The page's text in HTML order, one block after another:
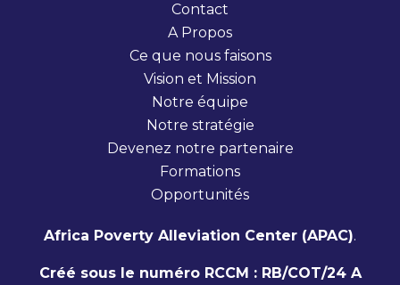
Contact
A Propos
Ce que nous faisons
Vision et Mission
Notre équipe
Notre stratégie
Devenez notre partenaire
Formations
Opportunités
Africa Poverty Alleviation Center (APAC).
Créé sous le numéro RCCM : RB/COT/24 A